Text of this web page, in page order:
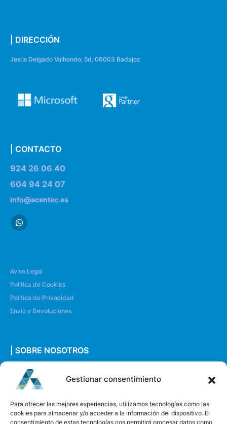
Gestionar consentimiento
Para ofrecer las mejores experiencias, utilizamos tecnologías como las
cookies para almacenar y/o acceder a la información del dispositivo. El
consentimiento de estas tecnologías nos permitirá procesar datos como
| DIRECCIÓN
Jesús Delgado Valhondo, 5d, 06003 Badajoz
| CONTACTO
924 26 06 40
604 94 24 07
info@acentec.es
Aviso Legal
Política de Cookies
Política de Privacidad
Envío y Devoluciones
| SOBRE NOSOTROS
Quiénes somos
Envíanos un mensaje